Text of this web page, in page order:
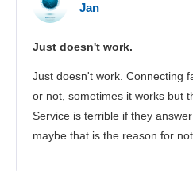
Jan
Just doesn't work.
Just doesn't work. Connecting
or not, sometimes it works but
Service is terrible if they
maybe that is the reason for